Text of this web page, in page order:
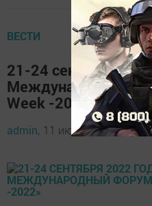
ВЕСТИ
21-24 сентября
Международный
Week -2022»
admin, 11 июля 2022 - 16:33